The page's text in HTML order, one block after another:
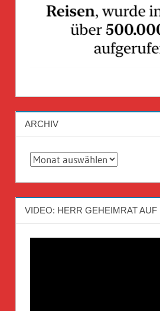
ARCHIV
Archiv
VIDEO: HERR GEHEIMRAT AUF